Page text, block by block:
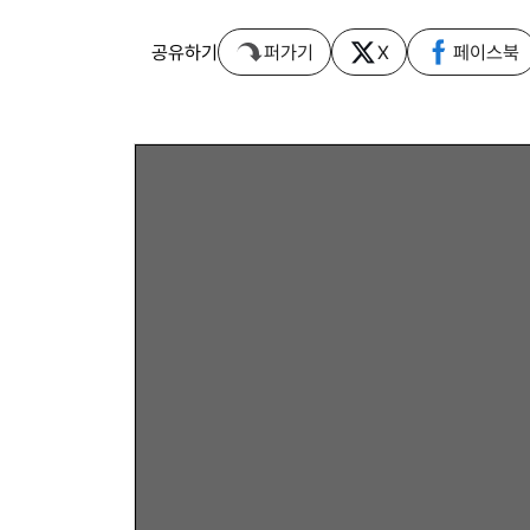
공유하기 퍼가기 X 페이스북